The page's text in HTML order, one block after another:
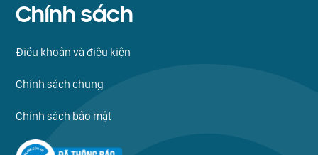
Chính sách
Điều khoản và điệu kiện
Chính sách chung
Chính sách bảo mật